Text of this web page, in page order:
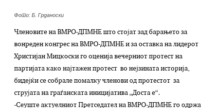
Фото: Б. Грданоски
Членовите на ВМРО-ДПМНЕ што стојат зад барањето за
вонреден конгрес на ВМРО-ДПМНЕ и за оставка на лидерот
Христијан Мицкоски го оценија вечерниот протест на
партијата како најтажен протест во нејзината историја,
бидејќи се собрале помалку членови од протестот за
струјата на граѓанската иницијатива „Доста е“.
-Сеуште актуелниот Претседател на ВМРО-ДПМНЕ го одржа